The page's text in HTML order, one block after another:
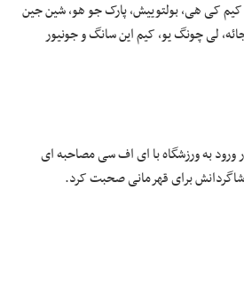
کی هی، بولتوییش، پارک جو هو، شین جین
لی چونگ یو، کیم این سانگ و جونیور
ورود به ورزشگاه با ای اف سی مصاحبه ای
شاگردانش برای قهرمانی صحبت کرد.